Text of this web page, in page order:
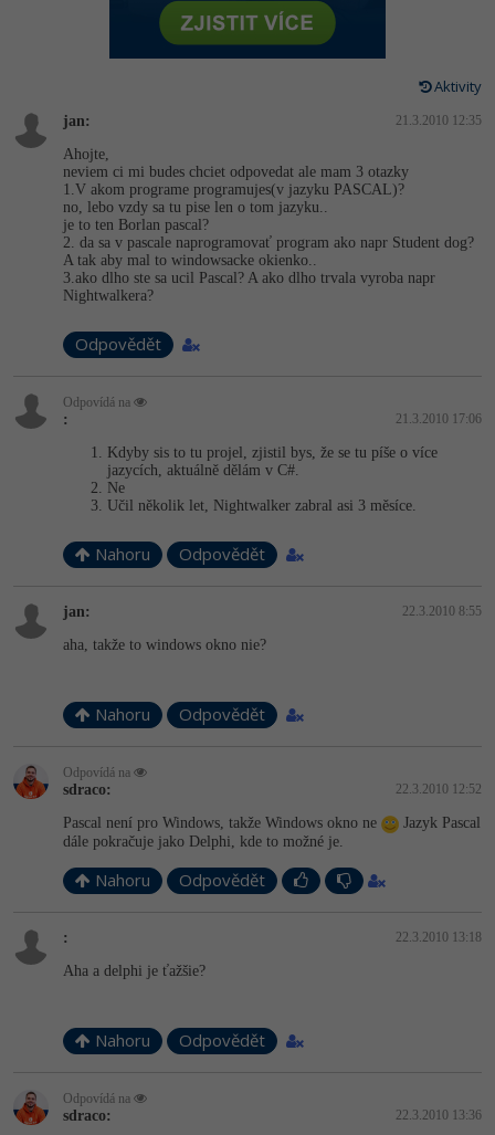
HTML5, CSS3, Bootstrap, SEO
UML a návrhové vzory
React
Spring
ASP.NET MVC
Django
Best practices
HTML / CSS
UML a návrhové vzory
MySQL/MariaDB
MS-SQL
SQLite
Vývojář mobilních aplikací
Webdesigner
Tester
Systémový administrátor
Grafik / UX/UI návrhář
Databázový analytik
SEO specialista
Python -80%
-80%
C++ -80%
Swift -80%
Kotlin -80%
C
Návrh SW -80%
Algoritmy
Pro děti
Kurzy e-commerce
Testování softwaru
WordPress
-30%
Kurzy designu
-80%
Photoshop
-30%
Blog
Pro firmy
Aktivity
jan: 21.3.2010 12:35
Ahojte,
neviem ci mi budes chciet odpovedat ale mam 3 otazky
1.V akom programe programujes(v jazyku PASCAL)?
no, lebo vzdy sa tu pise len o tom jazyku..
je to ten Borlan pascal?
2. da sa v pascale naprogramovať program ako napr Student dog?
A tak aby mal to windowsacke okienko..
3.ako dlho ste sa ucil Pascal? A ako dlho trvala vyroba napr
Nightwalkera?
Odpovědět
Odpovídá na
: 21.3.2010 17:06
Kdyby sis to tu projel, zjistil bys, že se tu píše o více
jazycích, aktuálně dělám v C#.
Ne
Učil několik let, Nightwalker zabral asi 3 měsíce.
Nahoru Odpovědět
jan: 22.3.2010 8:55
aha, takže to windows okno nie?
Nahoru Odpovědět
Odpovídá na
sdraco: 22.3.2010 12:52
Pascal není pro Windows, takže Windows okno ne
Jazyk Pascal
dále pokračuje jako Delphi, kde to možné je.
Nahoru Odpovědět
: 22.3.2010 13:18
Aha a delphi je ťažšie?
Nahoru Odpovědět
Odpovídá na
sdraco: 22.3.2010 13:36